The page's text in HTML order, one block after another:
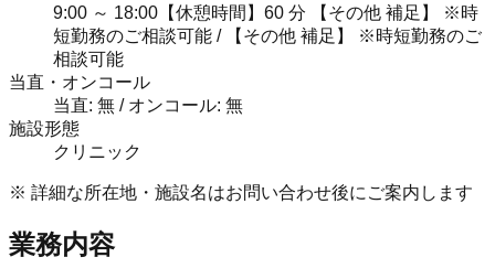
9:00 ～ 18:00【休憩時間】60 分 【その他 補足】 ※時
短勤務のご相談可能 / 【その他 補足】 ※時短勤務のご
相談可能
当直・オンコール
当直: 無 / オンコール: 無
施設形態
クリニック
※ 詳細な所在地・施設名はお問い合わせ後にご案内します
業務内容